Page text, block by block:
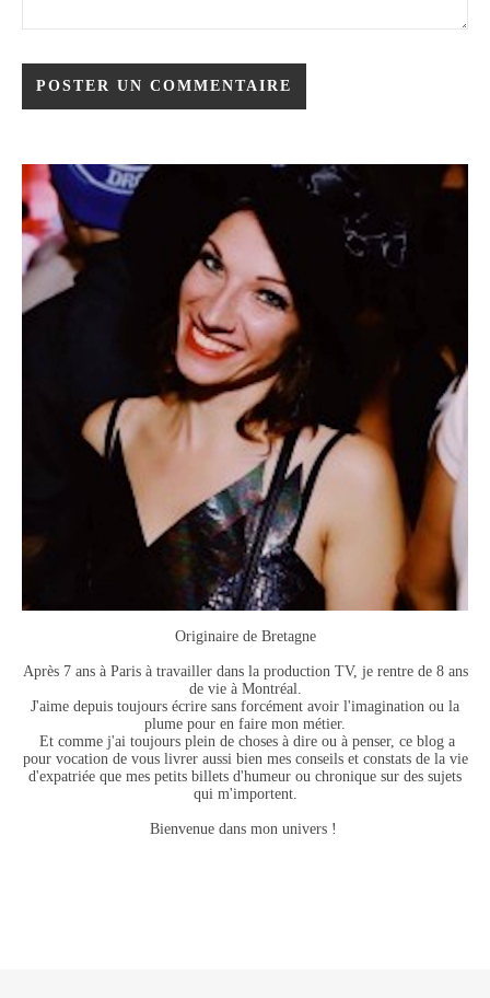
Originaire de Bretagne
Après 7 ans à Paris à travailler dans la production TV, je rentre de 8 ans
de vie à Montréal.
J'aime depuis toujours écrire sans forcément avoir l'imagination ou la
plume pour en faire mon métier.
Et comme j'ai toujours plein de choses à dire ou à penser, ce blog a
pour vocation de vous livrer aussi bien mes conseils et constats de la vie
d'expatriée que mes petits billets d'humeur ou chronique sur des sujets
qui m'importent.
Bienvenue dans mon univers !